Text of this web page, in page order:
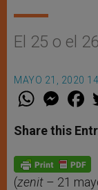
El 25 o el
MAYO 21, 2020
W
t
s
p
p
M
e
s
e
g
e
r
F
a
e
b
o
k
Share this
(zenit – 21